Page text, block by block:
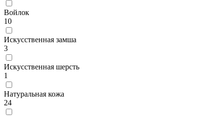
Войлок
10
Искусственная замша
3
Искусственная шерсть
1
Натуральная кожа
24